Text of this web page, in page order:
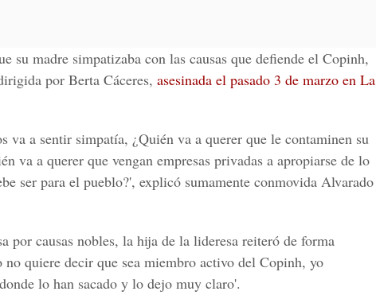
su madre simpatizaba con las causas que defiende el Copinh,
por Berta Cáceres, asesinada el pasado 3 de marzo en La
va a sentir simpatía, ¿Quién va a querer que le contaminen su
va a querer que vengan empresas privadas a apropiarse de lo
ser para el pueblo?', explicó sumamente conmovida Alvarado
por causas nobles, la hija de la lideresa reiteró de forma
no quiere decir que sea miembro activo del Copinh, yo
lo han sacado y lo dejo muy claro'.